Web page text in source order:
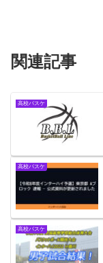
関連記事
高校バスケ
高校バスケ
高校バスケ